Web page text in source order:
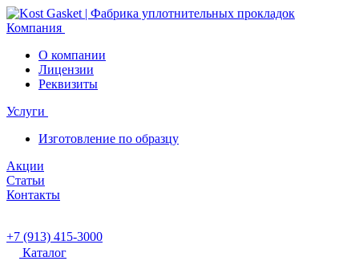
Компания
О компании
Лицензии
Реквизиты
Услуги
Изготовление по образцу
Акции
Статьи
Контакты
+7 (913) 415-3000
Каталог